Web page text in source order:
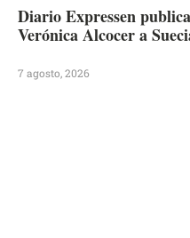
Diario Expressen
Verónica Alcocer a
7 agosto, 2026